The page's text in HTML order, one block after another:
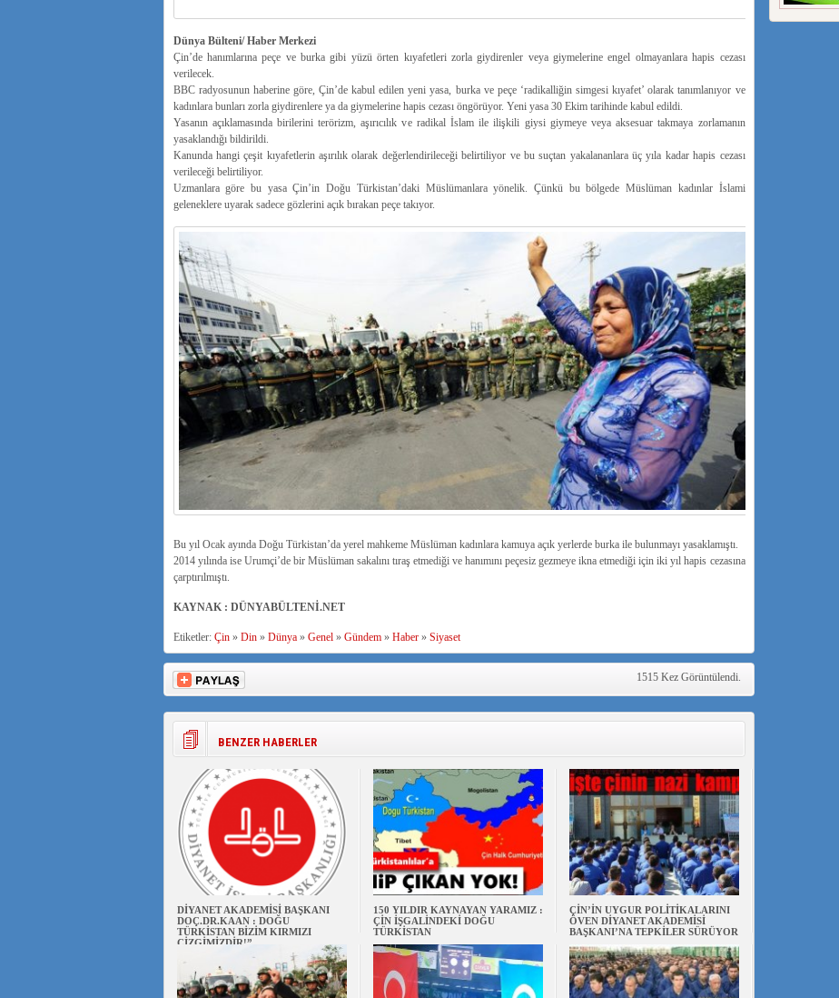
Dünya Bülteni/ Haber Merkezi
Çin’de hanımlarına peçe ve burka gibi yüzü örten kıyafetleri zorla giydirenler veya giymelerine engel olmayanlara hapis cezası
verilecek.
BBC radyosunun haberine göre, Çin’de kabul edilen yeni yasa, burka ve peçe ‘radikalliğin simgesi kıyafet’ olarak tanımlanıyor ve
kadınlara bunları zorla giydirenlere ya da giymelerine hapis cezası öngörüyor. Yeni yasa 30 Ekim tarihinde kabul edildi.
Yasanın açıklamasında birilerini terörizm, aşırıcılık ve radikal İslam ile ilişkili giysi giymeye veya aksesuar takmaya zorlamanın
yasaklandığı bildirildi.
Kanunda hangi çeşit kıyafetlerin aşırılık olarak değerlendirileceği belirtiliyor ve bu suçtan yakalananlara üç yıla kadar hapis cezası
verileceği belirtiliyor.
Uzmanlara göre bu yasa Çin’in Doğu Türkistan’daki Müslümanlara yönelik. Çünkü bu bölgede Müslüman kadınlar İslami
geleneklere uyarak sadece gözlerini açık bırakan peçe takıyor.
Bu yıl Ocak ayında Doğu Türkistan’da yerel mahkeme Müslüman kadınlara kamuya açık yerlerde burka ile bulunmayı yasaklamıştı.
2014 yılında ise Urumçi’de bir Müslüman sakalını tıraş etmediği ve hanımını peçesiz gezmeye ikna etmediği için iki yıl hapis cezasına
çarptırılmıştı.
KAYNAK : DÜNYABÜLTENİ.NET
Etiketler: Çin» Din» Dünya» Genel» Gündem» Haber» Siyaset
1515 Kez Görüntülendi.
BENZER HABERLER
DİYANET AKADEMİSİ BAŞKANI
DOÇ.DR.KAAN : DOĞU
TÜRKİSTAN BİZİM KIRMIZI
ÇİZGİMİZDİR!”
150 YILDIR KAYNAYAN YARAMIZ :
ÇİN İŞGALİNDEKİ DOĞU
TÜRKİSTAN
ÇİN’İN UYGUR POLİTİKALARINI
ÖVEN DİYANET AKADEMİSİ
BAŞKANI’NA TEPKİLER SÜRÜYOR